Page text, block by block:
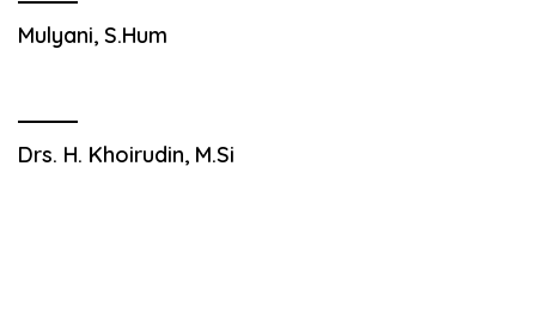
Mulyani, S.Hum
Drs. H. Khoirudin, M.Si